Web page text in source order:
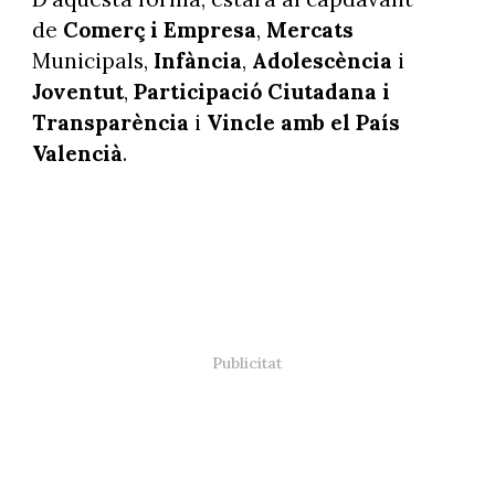
de Comerç i Empresa, Mercats
Municipals, Infància, Adolescència i
Joventut, Participació Ciutadana i
Transparència i Vincle amb el País
Valencià.